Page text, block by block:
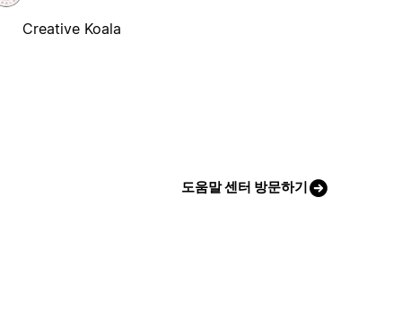
Creative Koala
도움말 센터 방문하기